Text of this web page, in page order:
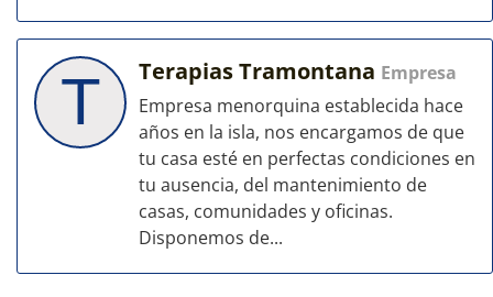
T Terapias Tramontana Empresa
Empresa menorquina establecida hace
años en la isla, nos encargamos de que
tu casa esté en perfectas condiciones en
tu ausencia, del mantenimiento de
casas, comunidades y oficinas.
Disponemos de...